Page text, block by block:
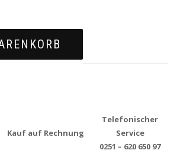
Kauf auf Rechnung
Telefonischer
Service
0251 – 620 650 97